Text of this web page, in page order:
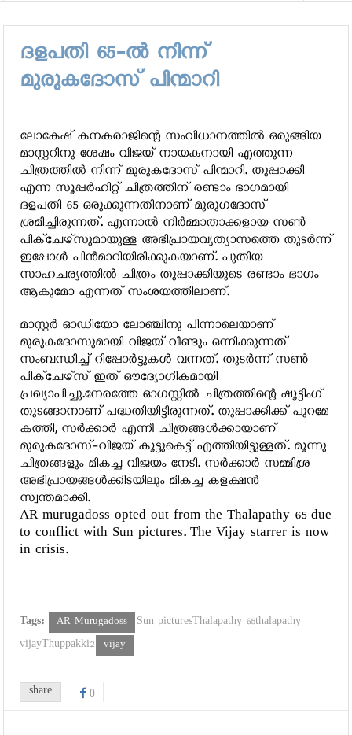
ദളപതി 65-ല്‍ നിന്ന്
മുരുകദോസ് പിന്മാറി
ലോകേഷ് കനകരാജിന്റെ സംവിധാനത്തില്‍ ഒരുങ്ങിയ
മാസ്റ്ററിനു ശേഷം വിജയ് നായകനായി എത്തുന്ന
ചിത്രത്തില്‍ നിന്ന് മുരുകദോസ് പിന്മാറി. തുപ്പാക്കി
എന്ന സൂപ്പർഹിറ്റ് ചിത്രത്തിന് രണ്ടാം ഭാഗമായി
ദളപതി 65 ഒരുക്കുന്നതിനാണ് മുരുഗദോസ്
ശ്രമിച്ചിരുന്നത്. എന്നാൽ നിർമ്മാതാക്കളായ സൺ
പിക്ചേഴ്സുമായുള്ള അഭിപ്രായവ്യത്യാസത്തെ തുടർന്ന്
ഇപ്പോൾ പിൻമാറിയിരിക്കുകയാണ്. പുതിയ
സാഹചര്യത്തിൽ ചിത്രം തുപ്പാക്കിയുടെ രണ്ടാം ഭാഗം
ആകുമോ എന്നത് സംശയത്തിലാണ്.
മാസ്റ്റര്‍ ഓഡിയോ ലോഞ്ചിനു പിന്നാലെയാണ്
മുരുകദോസുമായി വിജയ് വീണ്ടും ഒന്നിക്കുന്നത്
സംബന്ധിച്ച് റിപ്പോര്‍ട്ടുകള്‍ വന്നത്. തുടർന്ന് സൺ
പിക്ചേഴ്സ് ഇത് ഔദ്യോഗികമായി
പ്രഖ്യാപിച്ചു.നേരത്തേ ഓഗസ്റ്റില്‍ ചിത്രത്തിന്റെ ഷൂട്ടിംഗ്
തുടങ്ങാനാണ് പദ്ധതിയിട്ടിരുന്നത്. തുപ്പാക്കിക്ക് പുറമേ
കത്തി, സര്‍ക്കാര്‍ എന്നീ ചിത്രങ്ങള്‍ക്കായാണ്
മുരുകദോസ്-വിജയ് കൂട്ടുകെട്ട് എത്തിയിട്ടുള്ളത്. മൂന്നു
ചിത്രങ്ങളും മികച്ച വിജയം നേടി. സര്‍ക്കാര്‍ സമ്മിശ്ര
അഭിപ്രായങ്ങള്‍ക്കിടയിലും മികച്ച കളക്ഷന്‍
സ്വന്തമാക്കി.
AR murugadoss opted out from the Thalapathy 65 due
to conflict with Sun pictures. The Vijay starrer is now
in crisis.
Tags: AR Murugadoss
Sun picturesThalapathy 65thalapathy
vijayThuppakki2
vijay
share 0